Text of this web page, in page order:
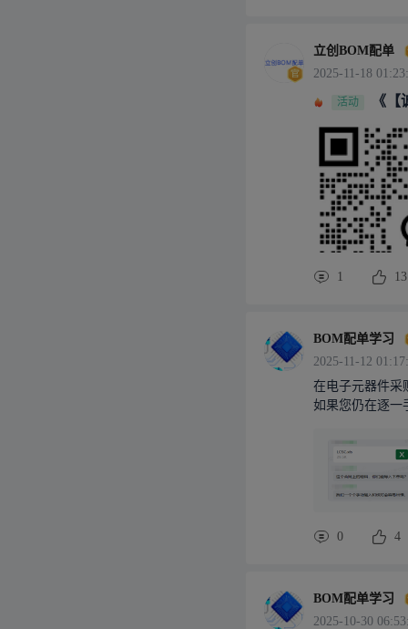
立创BOM配单
2025-11-18
活动 《
1 13
BOM配单学习
2025-11-12
在电子元器件采
如果您仍在逐
与试产阶段的
用传统方式逐
（物料清单）
、小批量的采
精度的元器件
模板，通过一键
增。立即使用：
0 4
BOM配单学习
2025-10-30